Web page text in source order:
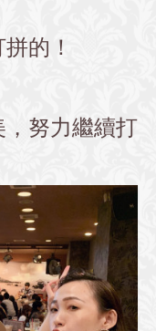
的！
努力繼續打